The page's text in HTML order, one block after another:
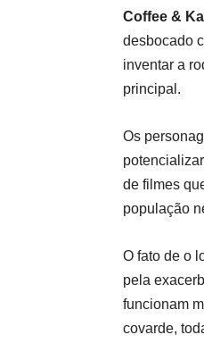
Coffee &
desbocado
inventar a
principal.
Os
de filmes
população
O fato de o
pela
funcionam
covarde,